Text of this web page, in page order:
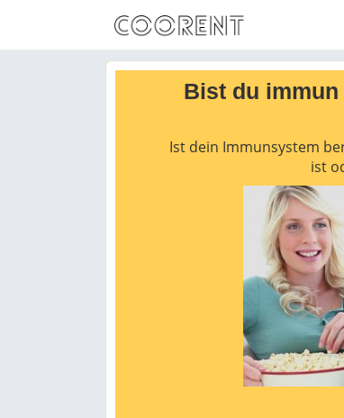
Bist du
Ist dein Immunsystem
ist